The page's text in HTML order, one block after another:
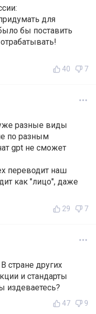
для
бы поставить
40 7
уже разные виды
по разным
gpt не сможет
переводит наш
как "лицо", даже
29 7
стране других
и стандарты
издеваетесь?
47 9